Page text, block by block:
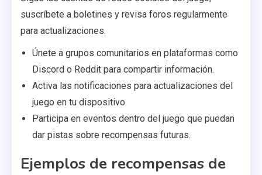
suscríbete a boletines y revisa foros regularmente
para actualizaciones.
Únete a grupos comunitarios en plataformas como
Discord o Reddit para compartir información.
Activa las notificaciones para actualizaciones del
juego en tu dispositivo.
Participa en eventos dentro del juego que puedan
dar pistas sobre recompensas futuras.
Ejemplos de recompensas de